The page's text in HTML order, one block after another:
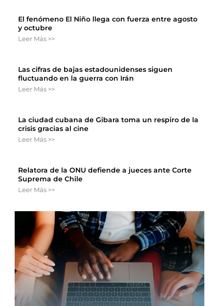
El fenómeno El Niño llega con fuerza entre agosto
y octubre
Leer Más >>
Las cifras de bajas estadounidenses siguen
fluctuando en la guerra con Irán
Leer Más >>
La ciudad cubana de Gibara toma un respiro de la
crisis gracias al cine
Leer Más >>
Relatora de la ONU defiende a jueces ante Corte
Suprema de Chile
Leer Más >>